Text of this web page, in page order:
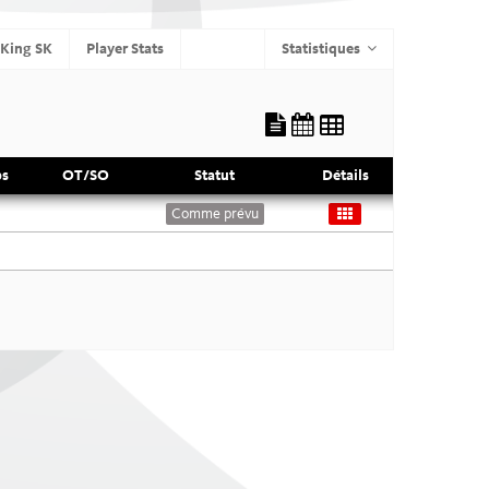
pour les
FAN SHOP Statistiques
SK Player Stats
OT/SO Statut Détails
Comme prévu